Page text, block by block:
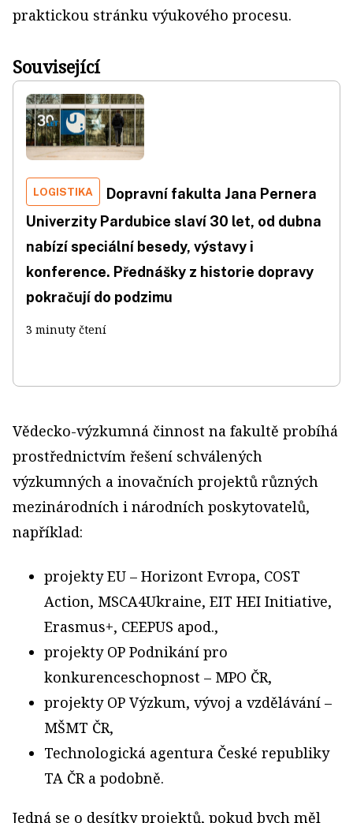
praktickou stránku výukového procesu.
Související
LOGISTIKA
Dopravní fakulta Jana Pernera
Univerzity Pardubice slaví 30 let, od dubna
nabízí speciální besedy, výstavy i
konference. Přednášky z historie dopravy
pokračují do podzimu
3 minuty čtení
Vědecko-výzkumná činnost na fakultě probíhá
prostřednictvím řešení schválených
výzkumných a inovačních projektů různých
mezinárodních i národních poskytovatelů,
například:
projekty EU – Horizont Evropa, COST
Action, MSCA4Ukraine, EIT HEI Initiative,
Erasmus+, CEEPUS apod.,
projekty OP Podnikání pro
konkurenceschopnost – MPO ČR,
projekty OP Výzkum, vývoj a vzdělávání –
MŠMT ČR,
Technologická agentura České republiky
TA ČR a podobně.
Jedná se o desítky projektů, pokud bych měl